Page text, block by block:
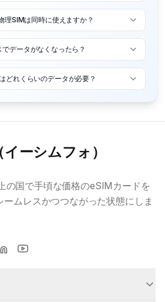
理SIMは同時に使えますか？
でデータがなくなったら？
どれくらいのデータが必要？
ーシムフォ）
の国で手頃な価格のeSIMカードを
ムレスかつつながった状態にしま